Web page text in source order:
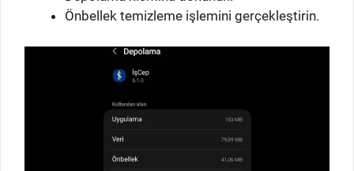
Önbellek temizleme işlemini gerçekleştirin.